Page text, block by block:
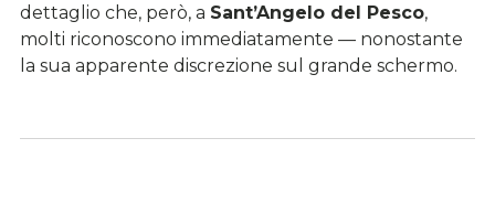
dettaglio che, però, a Sant’Angelo del Pesco,
molti riconoscono immediatamente — nonostante
la sua apparente discrezione sul grande schermo.